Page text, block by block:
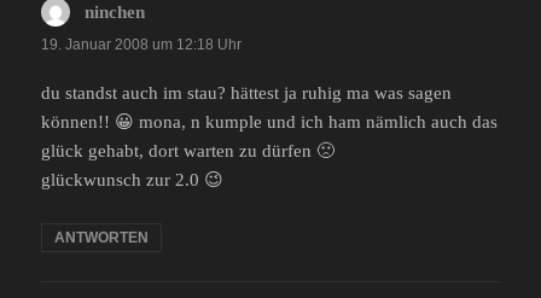
ninchen
19. Januar 2008 um 12:18 Uhr
du standst auch im stau? hättest ja ruhig ma was sagen
können!! 😀 mona, n kumple und ich ham nämlich auch das
glück gehabt, dort warten zu dürfen 🙁
glückwunsch zur 2.0 😉
ANTWORTEN